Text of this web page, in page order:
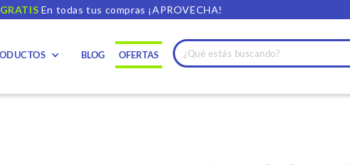
En todas tus compras ¡APROVECHA!
BLOG OFERTAS